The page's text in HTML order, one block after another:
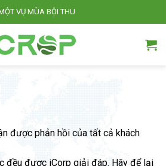
VỤ MÙA BỘI THU
được phản hồi của tất cả khách
đều được iCorp giải đáp. Hãy để lại